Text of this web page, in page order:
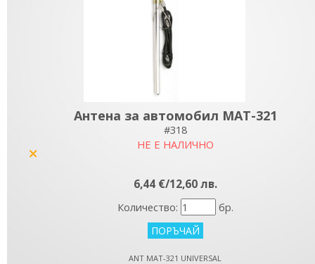
Антена за автомобил MAT-321
#318
НЕ Е НАЛИЧНО
6,44 €/12,60 лв.
Количество: бр.
ANT MAT-321 UNIVERSAL